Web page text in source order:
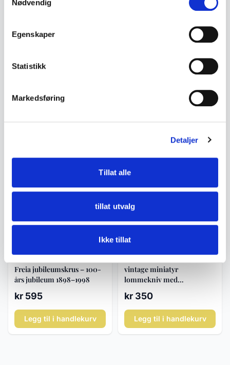
Nødvendig
Egenskaper
Statistikk
Markedsføring
Detaljer
Tillat alle
tillat utvalg
Ikke tillat
Cathrineholm Lotus kjele
1960–70
kr 1 450
Freia reklame kopp nr. 5 –
Porsgrund ca. 1990–2000
kr 495
Freia jubileumskrus – 100-
års jubileum 1898–1998
kr 595
Legg til i handlekurv
vintage miniatyr
lommekniv med
sheriff-/cowboy-motiv
kr 350
Legg til i handlekurv